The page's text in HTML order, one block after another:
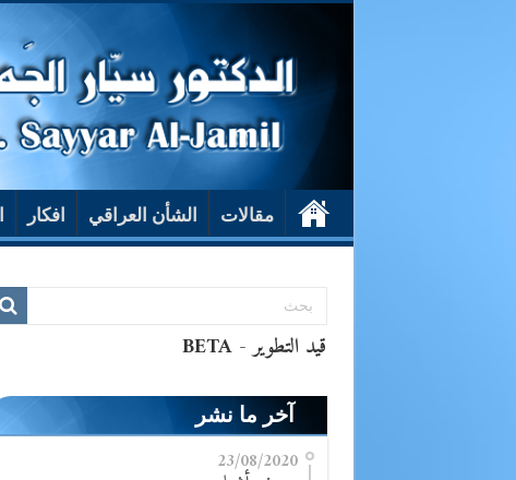
مقالات الشأن العراقي افكار
آخر ما نشر
23/08/2020